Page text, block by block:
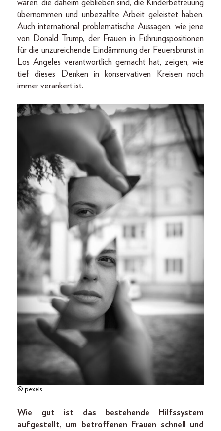
waren, die daheim geblieben sind, die Kinderbetreuung
übernommen und unbezahlte Arbeit geleistet haben.
Auch international problematische Aussagen, wie jene
von Donald Trump, der Frauen in Führungspositionen
für die unzureichende Eindämmung der Feuersbrunst in
Los Angeles verantwortlich gemacht hat, zeigen, wie
tief dieses Denken in konservativen Kreisen noch
immer verankert ist.
© pexels
Wie gut ist das bestehende Hilfssystem
aufgestellt, um betroffenen Frauen schnell und